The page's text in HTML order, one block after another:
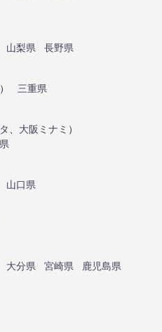
山梨県
長野県
）
三重県
大阪ミナミ ）
山口県
大分県 宮崎県
鹿児島県